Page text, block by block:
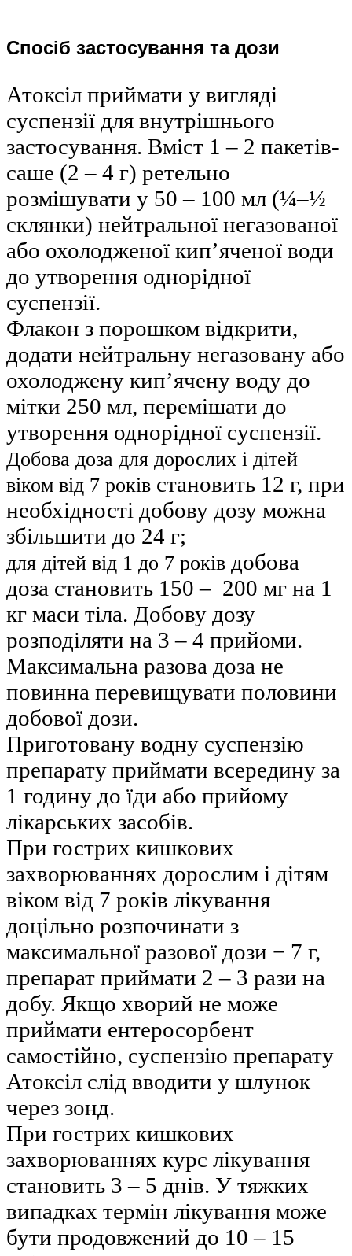
Спосіб застосування та дози
Атоксіл приймати у вигляді
суспензії для внутрішнього
застосування. Вміст 1 – 2 пакетів-
саше (2 – 4 г) ретельно
розмішувати у 50 – 100 мл (¼–½
склянки) нейтральної негазованої
або охолодженої кип’яченої води
до утворення однорідної
суспензії.
Флакон з порошком відкрити,
додати нейтральну негазовану або
охолоджену кип’ячену воду до
мітки 250 мл, перемішати до
утворення однорідної суспензії.
Добова доза для дорослих і дітей
віком від 7 років становить 12 г, при
необхідності добову дозу можна
збільшити до 24 г;
для дітей від 1 до 7 років добова
доза становить 150 – 200 мг на 1
кг маси тіла. Добову дозу
розподіляти на 3 – 4 прийоми.
Максимальна разова доза не
повинна перевищувати половини
добової дози.
Приготовану водну суспензію
препарату приймати всередину за
1 годину до їди або прийому
лікарських засобів.
При гострих кишкових
захворюваннях дорослим і дітям
віком від 7 років лікування
доцільно розпочинати з
максимальної разової дози − 7 г,
препарат приймати 2 – 3 рази на
добу. Якщо хворий не може
приймати ентеросорбент
самостійно, суспензію препарату
Атоксіл слід вводити у шлунок
через зонд.
При гострих кишкових
захворюваннях курс лікування
становить 3 – 5 днів. У тяжких
випадках термін лікування може
бути продовжений до 10 – 15